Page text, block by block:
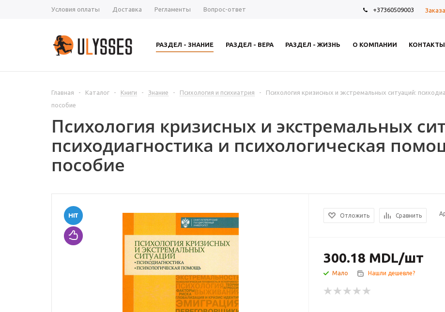
Условия оплаты Доставка Регламенты Вопрос-ответ +37360509003
РАЗДЕЛ - ЗНАНИЕ РАЗДЕЛ - ВЕРА РАЗДЕЛ - ЖИЗНЬ О КОМПАНИИ КОНТАКТЫ
Главная - Каталог - Книги - Знание - Психология и психиатрия -
Психология кризисных и экстремальных ситуаций:
пособие
Психология кризисных и экстремальных
психодиагностика и психологическая
пособие
Отложить Сравнить
300.18 MDL/шт
Мало Нашли дешевле?